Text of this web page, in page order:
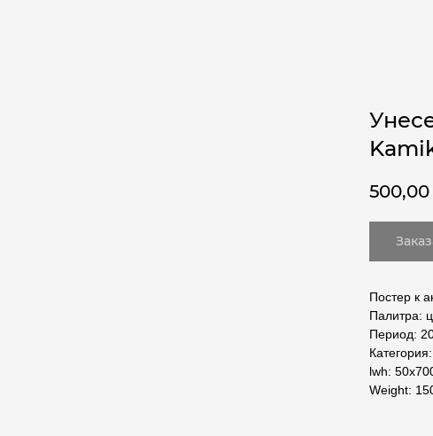
500,00
Постер к
Палитра:
Период:
lwh:
Weight: